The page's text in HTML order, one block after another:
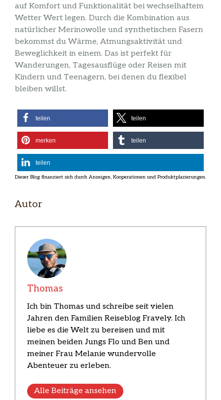
auf Komfort und Funktionalität bei wechselhaftem
Wetter Wert legen. Durch die Kombination aus
natürlicher Merinowolle und synthetischen Fasern
bekommst du Wärme, Atmungsaktivität und
Beweglichkeit in einem. Das ist perfekt für
Wanderungen, Tagesausflüge oder Reisen mit
Kindern und Teenagern, bei denen du flexibel
bleiben willst.
teilen teilen
merken teilen
teilen
Autor
Thomas
Ich bin Thomas und schreibe seit vielen
Jahren den Familien Reiseblog Fravely. Ich
liebe es die Welt zu bereisen und mit
meinen beiden Jungs Flo und Ben und
meiner Frau Melanie wundervolle
Abenteuer zu erleben.
Alle Beiträge ansehen